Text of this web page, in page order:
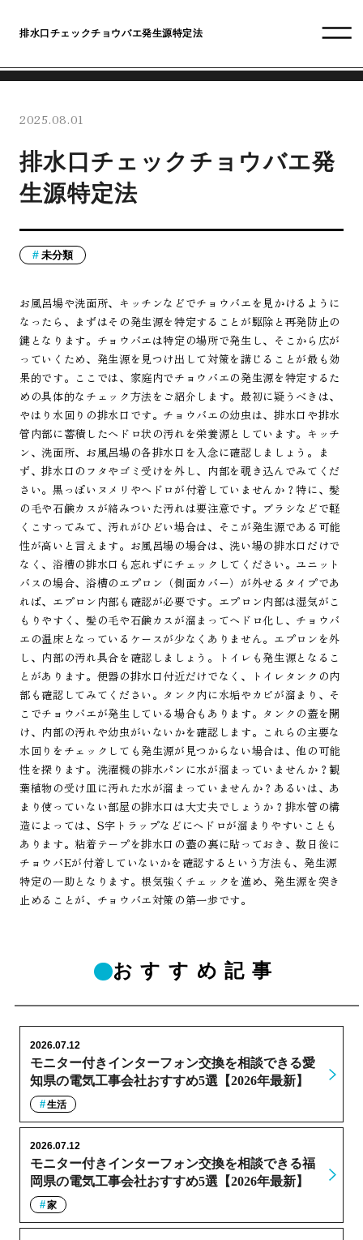
排水口チェックチョウバエ発生源特定法
2025.08.01
排水口チェックチョウバエ発
生源特定法
未分類
お風呂場や洗面所、キッチンなどでチョウバエを見かけるように
なったら、まずはその発生源を特定することが駆除と再発防止の
鍵となります。チョウバエは特定の場所で発生し、そこから広が
っていくため、発生源を見つけ出して対策を講じることが最も効
果的です。ここでは、家庭内でチョウバエの発生源を特定するた
めの具体的なチェック方法をご紹介します。最初に疑うべきは、
やはり水回りの排水口です。チョウバエの幼虫は、排水口や排水
管内部に蓄積したヘドロ状の汚れを栄養源としています。キッチ
ン、洗面所、お風呂場の各排水口を入念に確認しましょう。ま
ず、排水口のフタやゴミ受けを外し、内部を覗き込んでみてくだ
さい。黒っぽいヌメリやヘドロが付着していませんか？特に、髪
の毛や石鹸カスが絡みついた汚れは要注意です。ブラシなどで軽
くこすってみて、汚れがひどい場合は、そこが発生源である可能
性が高いと言えます。お風呂場の場合は、洗い場の排水口だけで
なく、浴槽の排水口も忘れずにチェックしてください。ユニット
バスの場合、浴槽のエプロン（側面カバー）が外せるタイプであ
れば、エプロン内部も確認が必要です。エプロン内部は湿気がこ
もりやすく、髪の毛や石鹸カスが溜まってヘドロ化し、チョウバ
エの温床となっているケースが少なくありません。エプロンを外
し、内部の汚れ具合を確認しましょう。トイレも発生源となるこ
とがあります。便器の排水口付近だけでなく、トイレタンクの内
部も確認してみてください。タンク内に水垢やカビが溜まり、そ
こでチョウバエが発生している場合もあります。タンクの蓋を開
け、内部の汚れや幼虫がいないかを確認します。これらの主要な
水回りをチェックしても発生源が見つからない場合は、他の可能
性を探ります。洗濯機の排水パンに水が溜まっていませんか？観
葉植物の受け皿に汚れた水が溜まっていませんか？あるいは、あ
まり使っていない部屋の排水口は大丈夫でしょうか？排水管の構
造によっては、S字トラップなどにヘドロが溜まりやすいことも
あります。粘着テープを排水口の蓋の裏に貼っておき、数日後に
チョウバEが付着していないかを確認するという方法も、発生源
特定の一助となります。根気強くチェックを進め、発生源を突き
止めることが、チョウバエ対策の第一歩です。
おすすめ記事
モニター付きインターフォン交換を相談できる愛
知県の電気工事会社おすすめ5選【2026年最新】
2026.07.12
生活
モニター付きインターフォン交換を相談できる福
岡県の電気工事会社おすすめ5選【2026年最新】
2026.07.12
家